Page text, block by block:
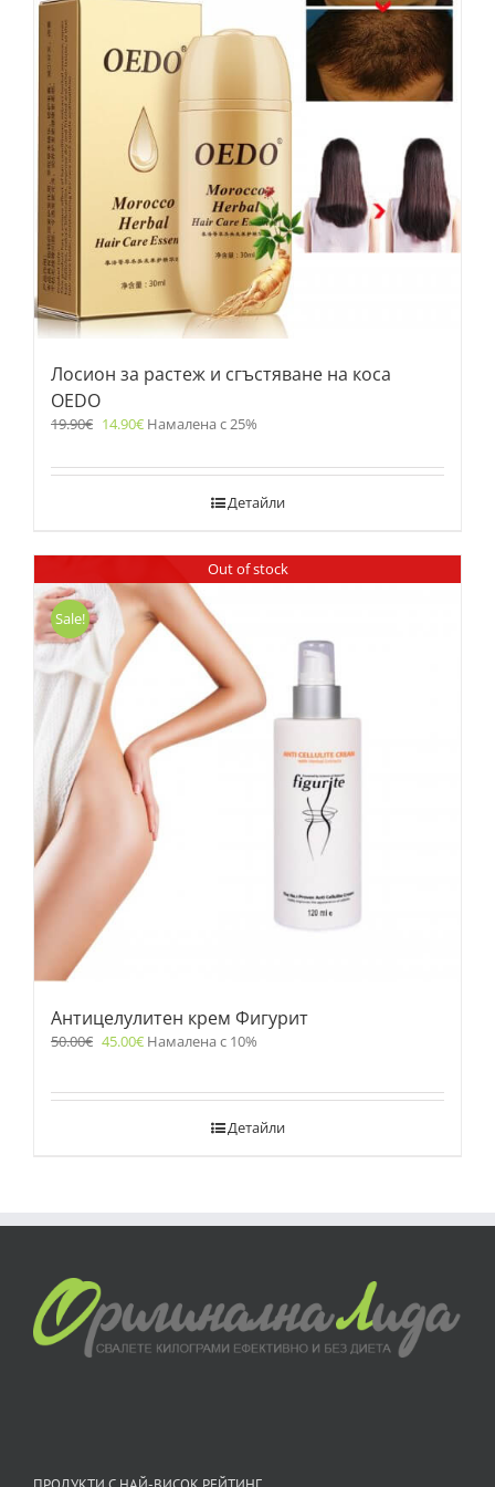
Лосион за растеж и сгъстяване на коса
OEDO
19.90€ 14.90€ Намалена с 25%
Детайли
Out of stock
Sale!
Антицелулитен крем Фигурит
50.00€ 45.00€ Намалена с 10%
Детайли